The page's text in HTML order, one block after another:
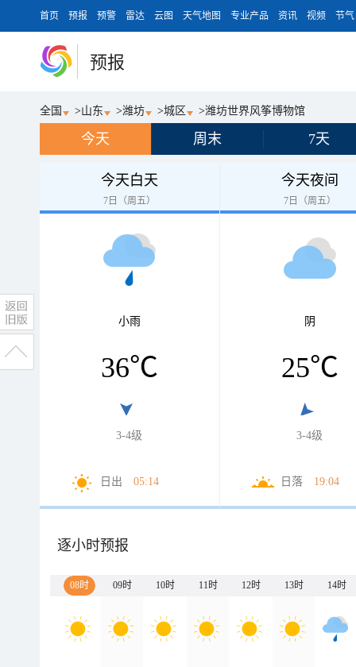
首页 预报 预警 雷达 云图 天气地图 专业产品 资讯 视频 节气
预报
全国 >山东 >潍坊 >城区 >潍坊世界风筝博物馆
今天 周末 7天
今天白天
7日（周五）
小雨
36℃
3-4级
日出 05:14
今天夜间
7日（周五）
阴
25℃
3-4级
日落 19:04
逐小时预报
08时 09时 10时 11时 12时 13时 14时